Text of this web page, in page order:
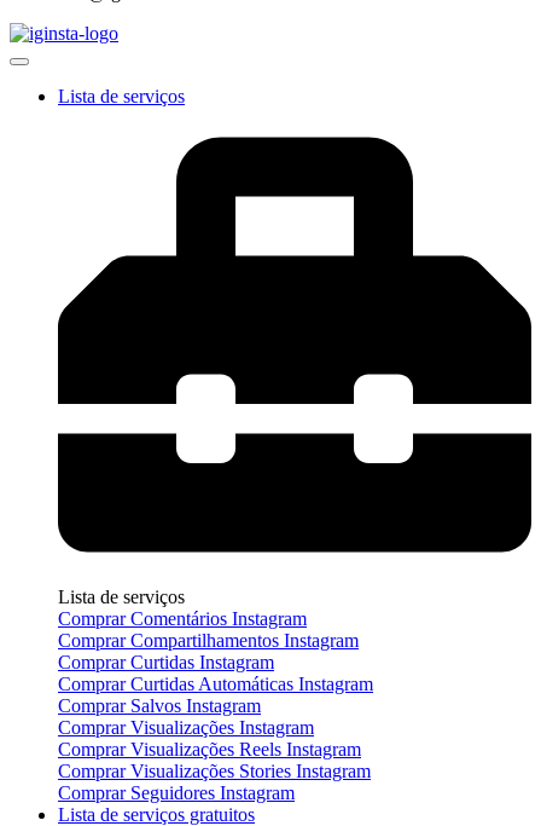
Lista de serviços
Lista de serviços
Comprar Comentários Instagram
Comprar Compartilhamentos Instagram
Comprar Curtidas Instagram
Comprar Curtidas Automáticas Instagram
Comprar Salvos Instagram
Comprar Visualizações Instagram
Comprar Visualizações Reels Instagram
Comprar Visualizações Stories Instagram
Comprar Seguidores Instagram
Lista de serviços gratuitos